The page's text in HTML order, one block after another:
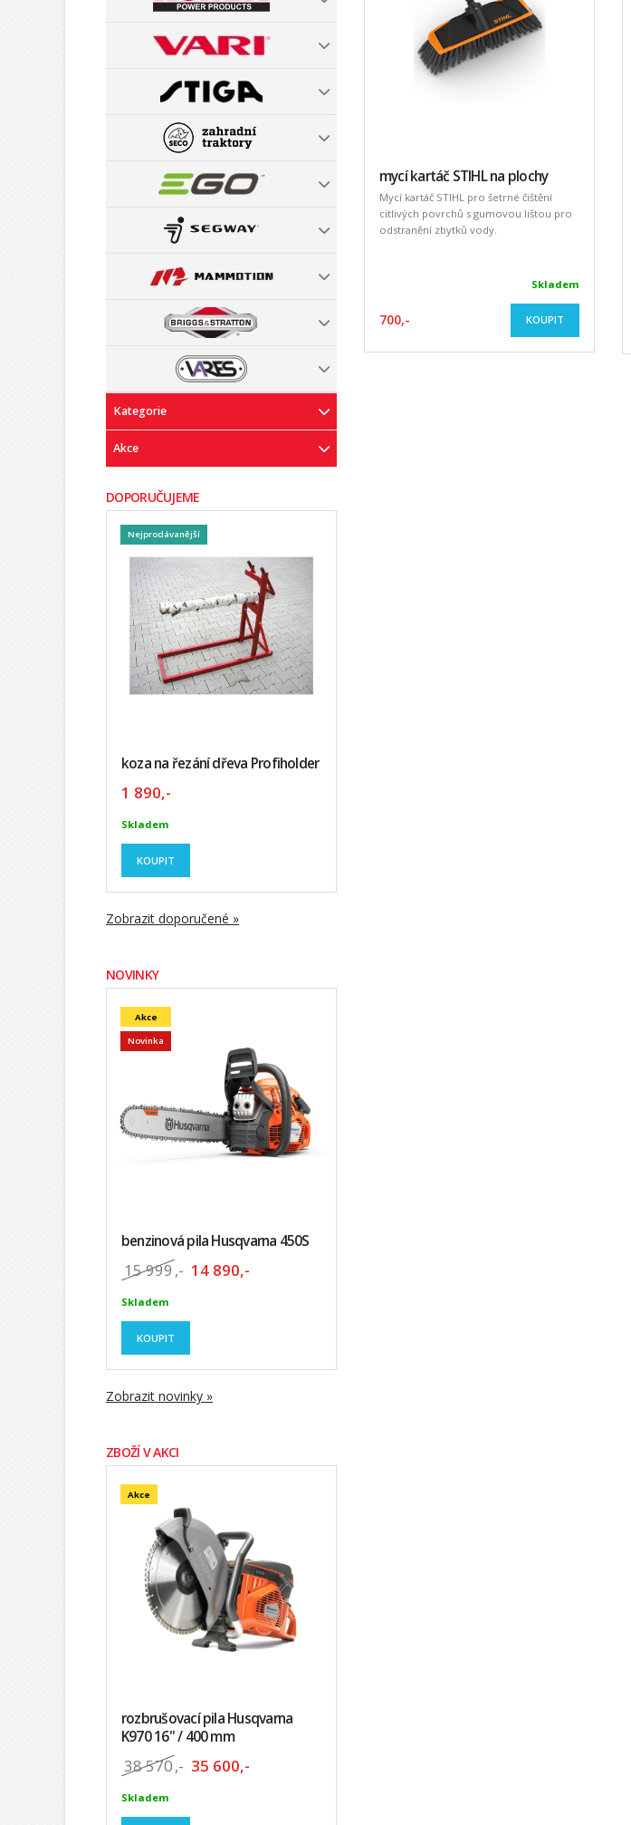
Kategorie
Akce
DOPORUČUJEME
Nejprodávanější
koza na řezání dřeva Profiholder
1 890,-
Skladem
KOUPIT
Zobrazit doporučené »
NOVINKY
Akce
Novinka
benzinová pila Husqvarna 450S
15 999 ,- 14 890,-
Skladem
KOUPIT
Zobrazit novinky »
ZBOŽÍ V AKCI
Akce
rozbrušovací pila Husqvarna
K970 16" / 400 mm
38 570,- 35 600,-
Skladem
mycí kartáč STIHL na plochy
Mycí kartáč STIHL pro šetrné čištění
citlivých povrchů s gumovou lištou pro
odstranění zbytků vody.
Skladem
700,- KOUPIT